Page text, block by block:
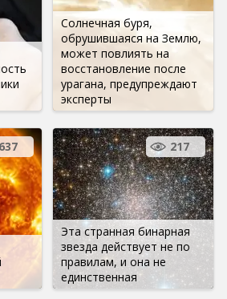
Солнечная буря,
обрушившаяся на Землю,
может повлиять на
восстановление после
урагана, предупреждают
эксперты
637
Эта странная бинарная
звезда действует не по
правилам, и она не
единственная
217